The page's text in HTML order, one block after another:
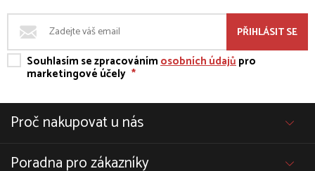
PŘIHLÁSIT SE
Souhlasím se zpracovánímosobních údajůpro
marketingové účely *
Proč nakupovat u nás
Poradna pro zákazníky